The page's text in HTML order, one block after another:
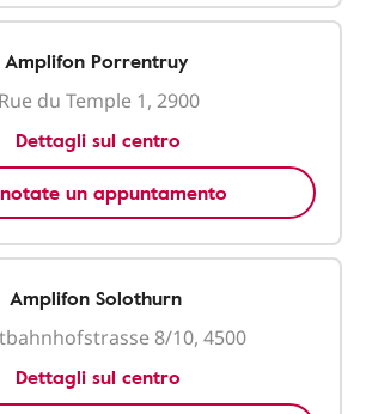
Amplifon Porrentruy
Rue du Temple 1, 2900
Dettagli sul centro
un appuntamento
Amplifon Solothurn
8/10, 4500
Dettagli sul centro